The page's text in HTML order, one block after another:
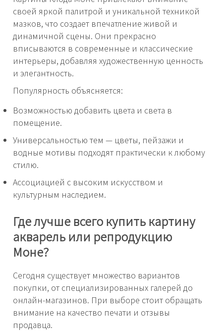
своей яркой палитрой и уникальной техникой
мазков, что создает впечатление живой и
динамичной сцены. Они прекрасно
вписываются в современные и классические
интерьеры, добавляя художественную ценность
и элегантность.
Популярность объясняется:
Возможностью добавить цвета и света в
помещение.
Универсальностью тем — цветы, пейзажи и
водные мотивы подходят практически к любому
стилю.
Ассоциацией с высоким искусством и
культурным наследием.
Где лучше всего купить картину
акварель или репродукцию
Моне?
Сегодня существует множество вариантов
покупки, от специализированных галерей до
онлайн-магазинов. При выборе стоит обращать
внимание на качество печати и отзывы
продавца.